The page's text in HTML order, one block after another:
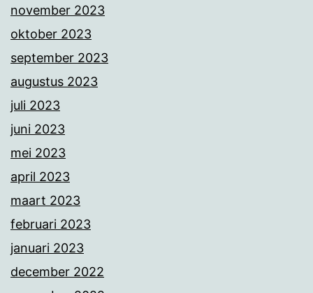
november 2023
oktober 2023
september 2023
augustus 2023
juli 2023
juni 2023
mei 2023
april 2023
maart 2023
februari 2023
januari 2023
december 2022